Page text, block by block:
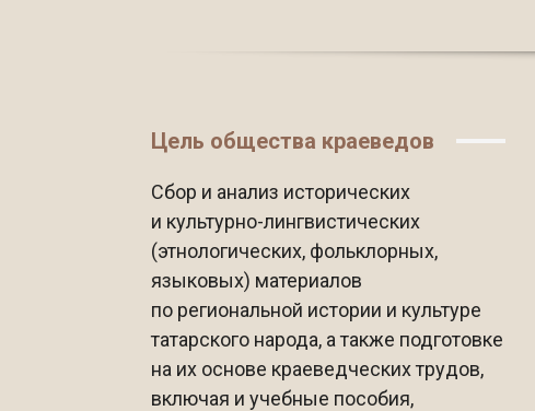
Цель общества краеведов
Сбор и анализ исторических
и культурно-лингвистических
(этнологических, фольклорных,
языковых) материалов
по региональной истории и культуре
татарского народа, а также подготовке
на их основе краеведческих трудов,
включая и учебные пособия,